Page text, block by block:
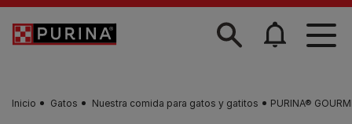
Skip to main content
Inicio Gatos Nuestra comida para gatos y gatitos PURINA®